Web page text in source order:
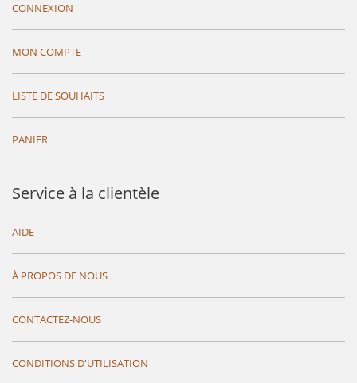
CONNEXION
MON COMPTE
LISTE DE SOUHAITS
PANIER
Service à la clientèle
AIDE
À PROPOS DE NOUS
CONTACTEZ-NOUS
CONDITIONS D'UTILISATION